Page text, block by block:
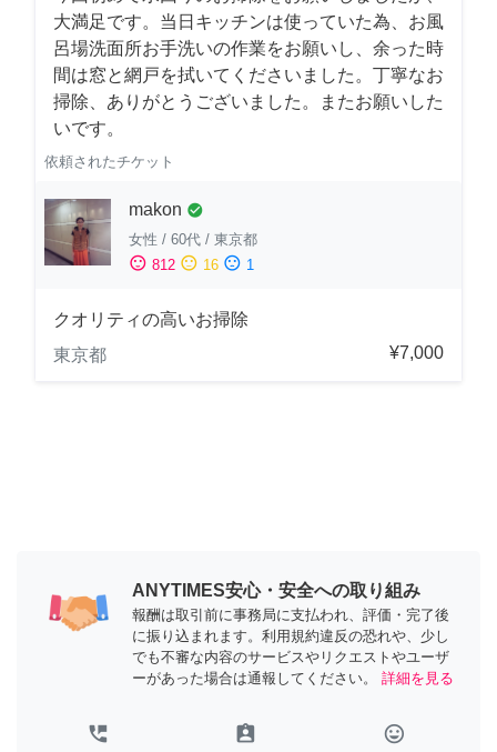
大満足です。当日キッチンは使っていた為、お風
呂場洗面所お手洗いの作業をお願いし、余った時
間は窓と網戸を拭いてくださいました。丁寧なお
掃除、ありがとうございました。またお願いした
いです。
依頼されたチケット
makon check_circle
女性 / 60代 / 東京都
sentiment_satisfied 812 sentiment_neutral 16 sentiment_dissatisfied 1
クオリティの高いお掃除
東京都
¥7,000
ANYTIMES安心・安全への取り組み
報酬は取引前に事務局に支払われ、評価・完了後
に振り込まれます。利用規約違反の恐れや、少し
でも不審な内容のサービスやリクエストやユーザ
ーがあった場合は通報してください。
詳細を見る
perm_phone_msg assignment_ind tag_faces